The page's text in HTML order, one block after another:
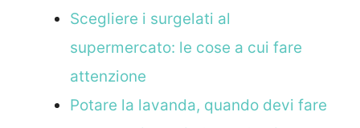
Scegliere i surgelati al
supermercato: le cose a cui fare
attenzione
Potare la lavanda, quando devi fare